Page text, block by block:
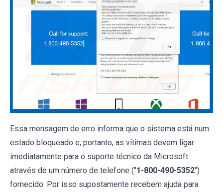
Essa mensagem de erro informa que o sistema está num
estado bloqueado e, portanto, as vítimas devem ligar
imediatamente para o suporte técnico da Microsoft
através de um número de telefone ("1-800-490-5352")
fornecido. Por isso supostamente recebem ajuda para